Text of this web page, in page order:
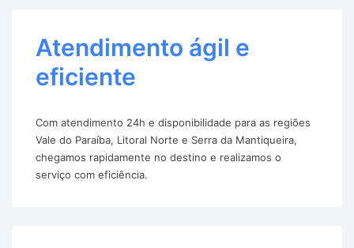
Atendimento ágil e
eficiente
Com atendimento 24h e disponibilidade para as regiões
Vale do Paraíba, Litoral Norte e Serra da Mantiqueira,
chegamos rapidamente no destino e realizamos o
serviço com eficiência.